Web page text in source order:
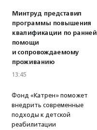
Минтруд представил
программы повышения
квалификации по ранней
помощи
и сопровождаемому
проживанию
13:45
Фонд «Катрен» поможет
внедрить современные
подходы к детской
реабилитации